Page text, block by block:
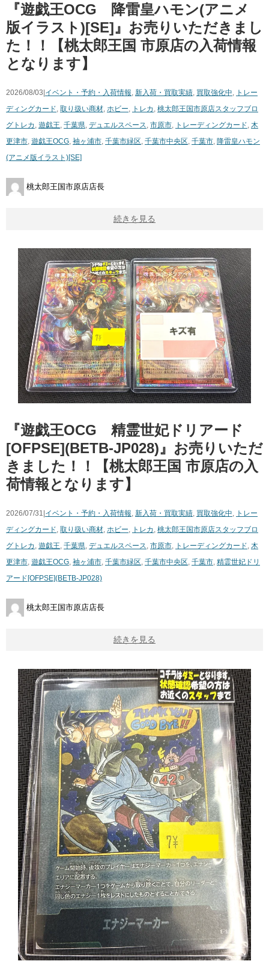
『遊戯王OCG 降雷皇ハモン(アニメ
版イラスト)[SE]』お売りいただきまし
た！！【桃太郎王国 市原店の入荷情報
となります】
2026/08/03|イベント・予約・入荷情報 新入荷・買取実績 買取強化中
トレー
ディングカード 取り扱い商材 ホビー トレカ 桃太郎王国市原店スタッフブロ
グ トレカ 遊戯王 千葉県 デュエルスペース 市原市 トレーディングカード 木
更津市 遊戯王OCG 袖ヶ浦市 千葉市緑区 千葉市中央区 千葉市 降雷皇ハモン
(アニメ版イラスト)[SE]
桃太郎王国市原店店長
続きを見る
『遊戯王OCG 精霊世妃ドリアード
[OFPSE](BETB-JP028)』お売りいただ
きました！！【桃太郎王国 市原店の入
荷情報となります】
2026/07/31| イベント・予約・入荷情報, 新入荷・買取実績, 買取強化中, トレー
ディングカード, 取り扱い商材, ホビー, トレカ , 桃太郎王国市原店スタッフブロ
グ トレカ , 遊戯王, 千葉県, デュエルスペース, 市原市, トレーディングカード, 木
更津市, 遊戯王OCG, 袖ヶ浦市, 千葉市緑区, 千葉市中央区, 千葉市, 精霊世妃ドリ
アード[OFPSE](BETB-JP028)
桃太郎王国市原店店長
続きを見る